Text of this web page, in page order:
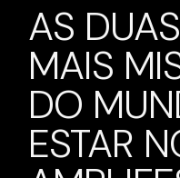
AS
MAIS
DO
ESTAR